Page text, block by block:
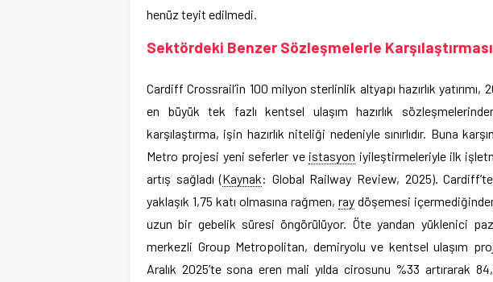
henüz teyit edilmedi.
Sektördeki Benzer Sözleşmelerle Karşılaştırması
Cardiff Crossrail’in 100 milyon sterlinlik altyapı hazırlık yatırımı,
en büyük tek fazlı kentsel ulaşım hazırlık
karşılaştırma, işin hazırlık niteliği nedeniyle sınırlıdır. Buna
Metro projesi yeni seferler ve istasyon iyileştirmeleriyle ilk
artış sağladı (Kaynak: Global Railway Review, 2025).
yaklaşık 1,75 katı olmasına rağmen, ray döşemesi
uzun bir gebelik süresi öngörülüyor. Öte yandan yüklenici
merkezli Group Metropolitan, demiryolu ve kentsel ulaşım
Aralık 2025’te sona eren mali yılda cirosunu %33 artırarak